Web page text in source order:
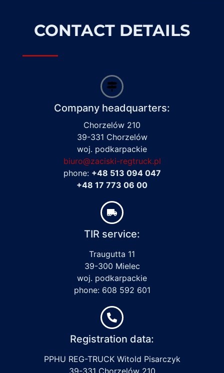
CONTACT DETAILS
Company headquarters:
Chorzelów 210
39-331 Chorzelów
woj. podkarpackie
biuro@zaciski-regtruck.pl
phone: +48 513 094 047
+48 17 773 06 00
TIR service:
Traugutta 11
39-300 Mielec
woj. podkarpackie
phone: 608 592 601
Registration data:
PPHU REG-TRUCK Witold Pisarczyk
39-331 Chorzelów 210